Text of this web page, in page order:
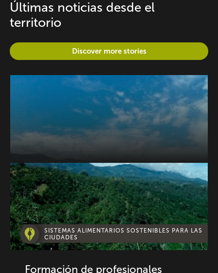
Últimas noticias desde el
territorio
Discover more stories
SISTEMAS ALIMENTARIOS SOSTENIBLES PARA LAS
CIUDADES
Formación de profesionales